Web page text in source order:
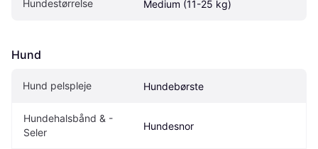
Hundestørrelse Medium (11-25 kg)
Hund
Hund pelspleje Hundebørste
Hundehalsbånd & -
Seler
Hundesnor